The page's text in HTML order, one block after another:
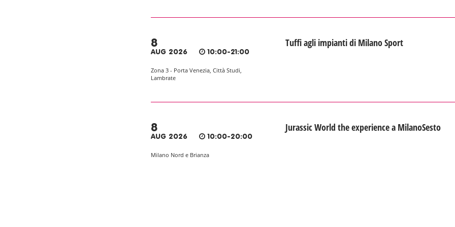
8
AUG 2026 10:00-21:00
Zona 3 - Porta Venezia, Città Studi,
Lambrate
Tuffi agli impianti di Milano Sport
8
AUG 2026 10:00-20:00
Milano Nord e Brianza
Jurassic World the experience a MilanoSesto